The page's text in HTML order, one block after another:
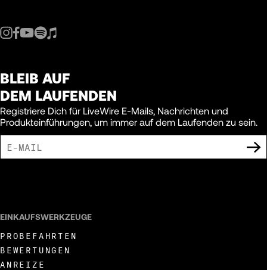
BLEIB AUF
DEM LAUFENDEN
Registriere Dich für LiveWire E-Mails, Nachrichten und
Produkteinführungen, um immer auf dem Laufenden zu sein.
EINKAUFSWERKZEUGE
PROBEFAHRTEN
BEWERTUNGEN
ANREIZE